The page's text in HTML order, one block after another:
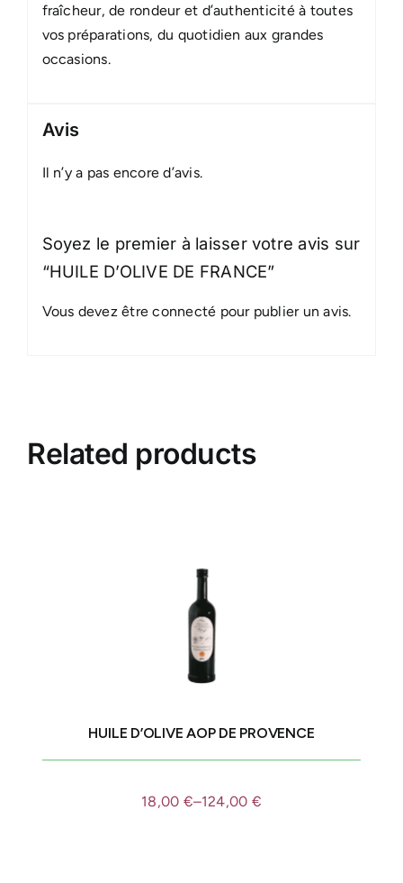
fraîcheur, de rondeur et d’authenticité à toutes
vos préparations, du quotidien aux grandes
occasions.
Avis
Il n’y a pas encore d’avis.
Soyez le premier à laisser votre avis sur
“HUILE D’OLIVE DE FRANCE”
Vous devez êtreconnecté pour publier un avis.
Related products
HUILE D’OLIVE AOP DE PROVENCE
18,00 €–124,00 €